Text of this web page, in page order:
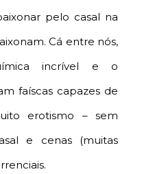
pelo casal na
Cá entre nós,
incrível e o
faíscas capazes de
erotismo – sem
e cenas (muitas